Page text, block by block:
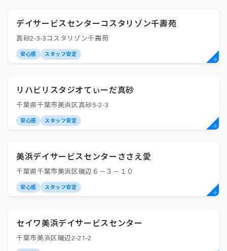
デイサービスセンターコスタリゾン千壽苑
真砂2-3-3コスタリゾン千壽苑
安心感 スタッフ安定
リハビリスタジオてぃーだ真砂
千葉県千葉市美浜区真砂5-2-3
安心感 スタッフ安定
美浜デイサービスセンターささえ愛
千葉県千葉市美浜区磯辺６－３－１０
安心感 スタッフ安定
セイワ美浜デイサービスセンター
千葉市美浜区磯辺2-21-2